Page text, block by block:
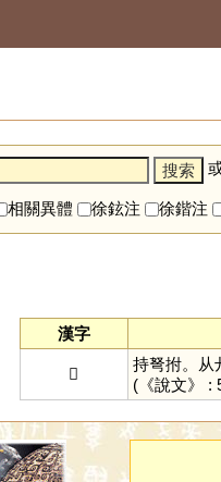
相關異體 徐鉉注 徐鍇注
漢字
𢌳
持弩拊。从
(《說文》 :